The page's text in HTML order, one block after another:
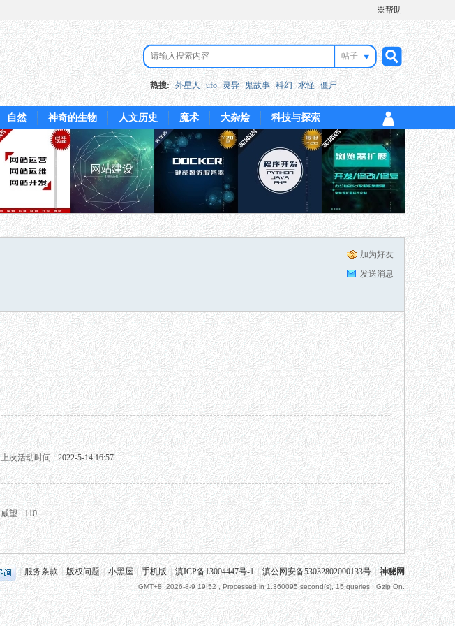
※帮助
帖子
搜
索
热搜: 外星人 ufo 灵异 鬼故事 科幻 水怪 僵尸
自然 神奇的生物 人文历史 魔术 大杂烩 科技与探索
加为好友
发送消息
上次活动时间
2022-5-14 16:57
威望
110
服务条款 版权问题 | 小黑屋 手机版 滇ICP备13004447号-1 | 滇公网安备53032802000133号 神秘网
GMT+8, 2026-8-9 19:52 , Processed in 1.360095 second(s), 15 queries , Gzip On.